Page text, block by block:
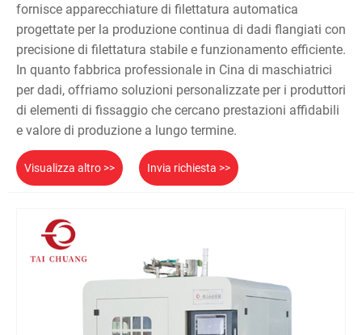
fornisce apparecchiature di filettatura automatica
progettate per la produzione continua di dadi flangiati con
precisione di filettatura stabile e funzionamento efficiente.
In quanto fabbrica professionale in Cina di maschiatrici
per dadi, offriamo soluzioni personalizzate per i produttori
di elementi di fissaggio che cercano prestazioni affidabili
e valore di produzione a lungo termine.
Visualizza altro >> Invia richiesta >>